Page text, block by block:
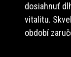
dosiahnuť
vitalitu.
období